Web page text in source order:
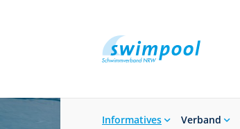
Informatives Verband